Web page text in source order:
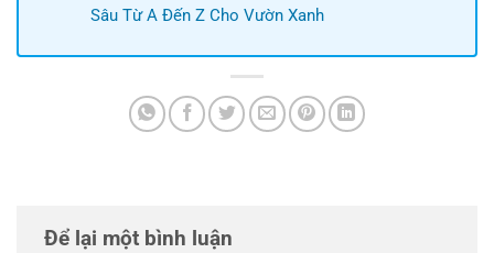
Sâu Từ A Đến Z Cho Vườn Xanh
Để lại một bình luận